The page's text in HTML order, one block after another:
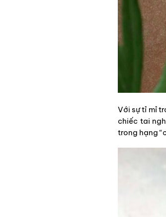
Với sự tỉ mỉ
chiếc tai
trong hạng